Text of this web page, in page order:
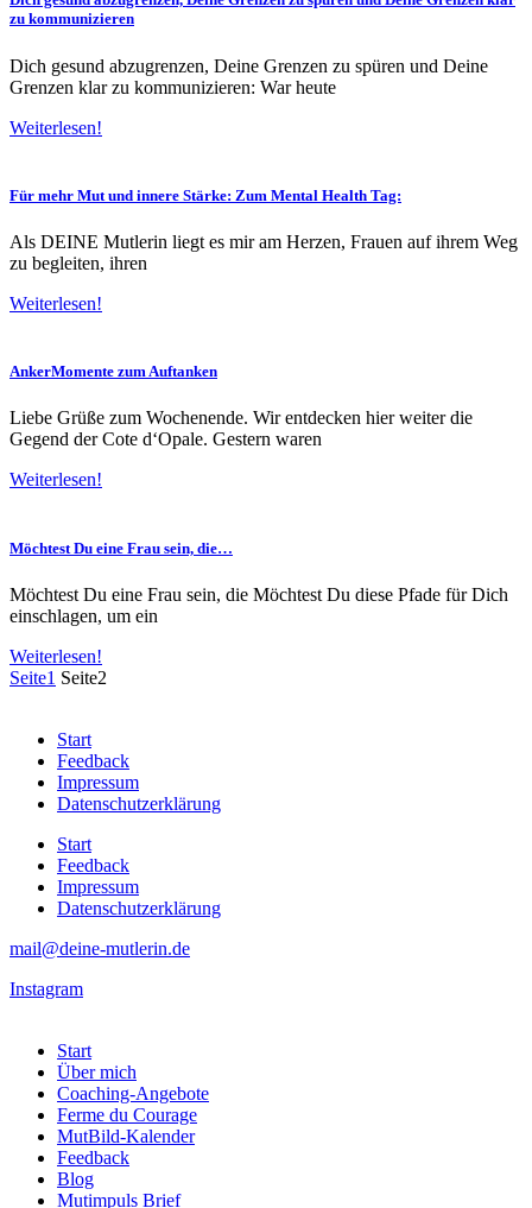
zu kommunizieren
Dich gesund abzugrenzen, Deine Grenzen zu spüren und Deine
Grenzen klar zu kommunizieren: War heute
Weiterlesen!
Für mehr Mut und innere Stärke: Zum Mental Health Tag:
Als DEINE Mutlerin liegt es mir am Herzen, Frauen auf ihrem Weg
zu begleiten, ihren
Weiterlesen!
AnkerMomente zum Auftanken
Liebe Grüße zum Wochenende. Wir entdecken hier weiter die
Gegend der Cote d‘Opale. Gestern waren
Weiterlesen!
Möchtest Du eine Frau sein, die…
Möchtest Du eine Frau sein, die Möchtest Du diese Pfade für Dich
einschlagen, um ein
Weiterlesen!
Seite1 Seite2
Start
Feedback
Impressum
Datenschutzerklärung
Start
Feedback
Impressum
Datenschutzerklärung
mail@deine-mutlerin.de
Instagram
Start
Über mich
Coaching-Angebote
Ferme du Courage
MutBild-Kalender
Feedback
Blog
Mutimpuls Brief